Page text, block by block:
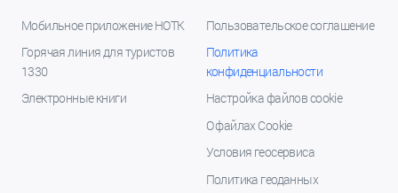
Мобильное приложение НОТК
Горячая линия для туристов
1330
Электронные книги
Пользовательское соглашение
Политика
конфиденциальности
Настройка файлов cookie
О файлах Cookie
Условия геосервиса
Политика геоданных